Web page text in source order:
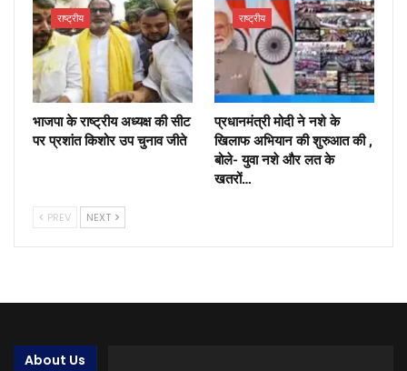
राष्ट्रीय
भाजपा के राष्ट्रीय अध्यक्ष की सीट
पर प्रशांत किशोर उप चुनाव जीते
राष्ट्रीय
प्रधानमंत्री मोदी ने नशे के
खिलाफ अभियान की शुरुआत की ,
बोले- युवा नशे और लत के
खतरों…
PREV NEXT
About Us